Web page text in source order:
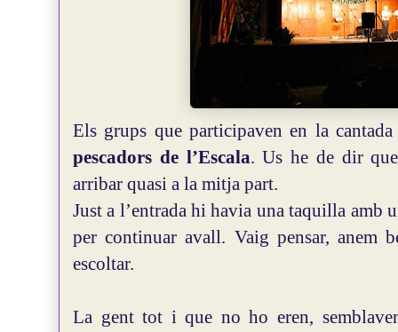
Els grups que participaven en la
pescadors de l’Escala. Us he de dir
arribar quasi a la mitja part.
Just a l’entrada hi havia una taquilla amb
per continuar avall. Vaig pensar, anem
escoltar.
La gent tot i que no ho eren,